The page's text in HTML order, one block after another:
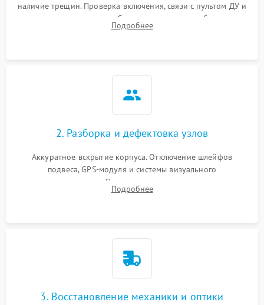
наличие трещин. Проверка включения, связи с пультом ДУ и
передачи видеосигнала. Считывание логов ошибок через
полетное ПО для определения характера неисправности.
Подробнее
2. Разборка и дефектовка узлов
Аккуратное вскрытие корпуса. Отключение шлейфов
подвеса, GPS-модуля и системы визуального
позиционирования. Проверка полетного контроллера,
регуляторов оборотов (ESC) и бесколлекторных моторов на
Подробнее
3. Восстановление механики и оптики